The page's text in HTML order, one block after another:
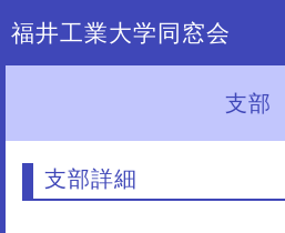
福井工業大学同窓会
支部
支部詳細